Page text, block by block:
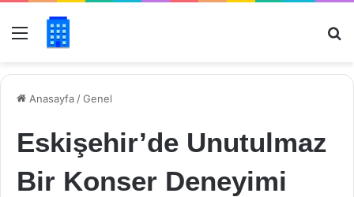
Menü
Anasayfa /Genel
Eskişehir’de Unutulmaz
Bir Konser Deneyimi